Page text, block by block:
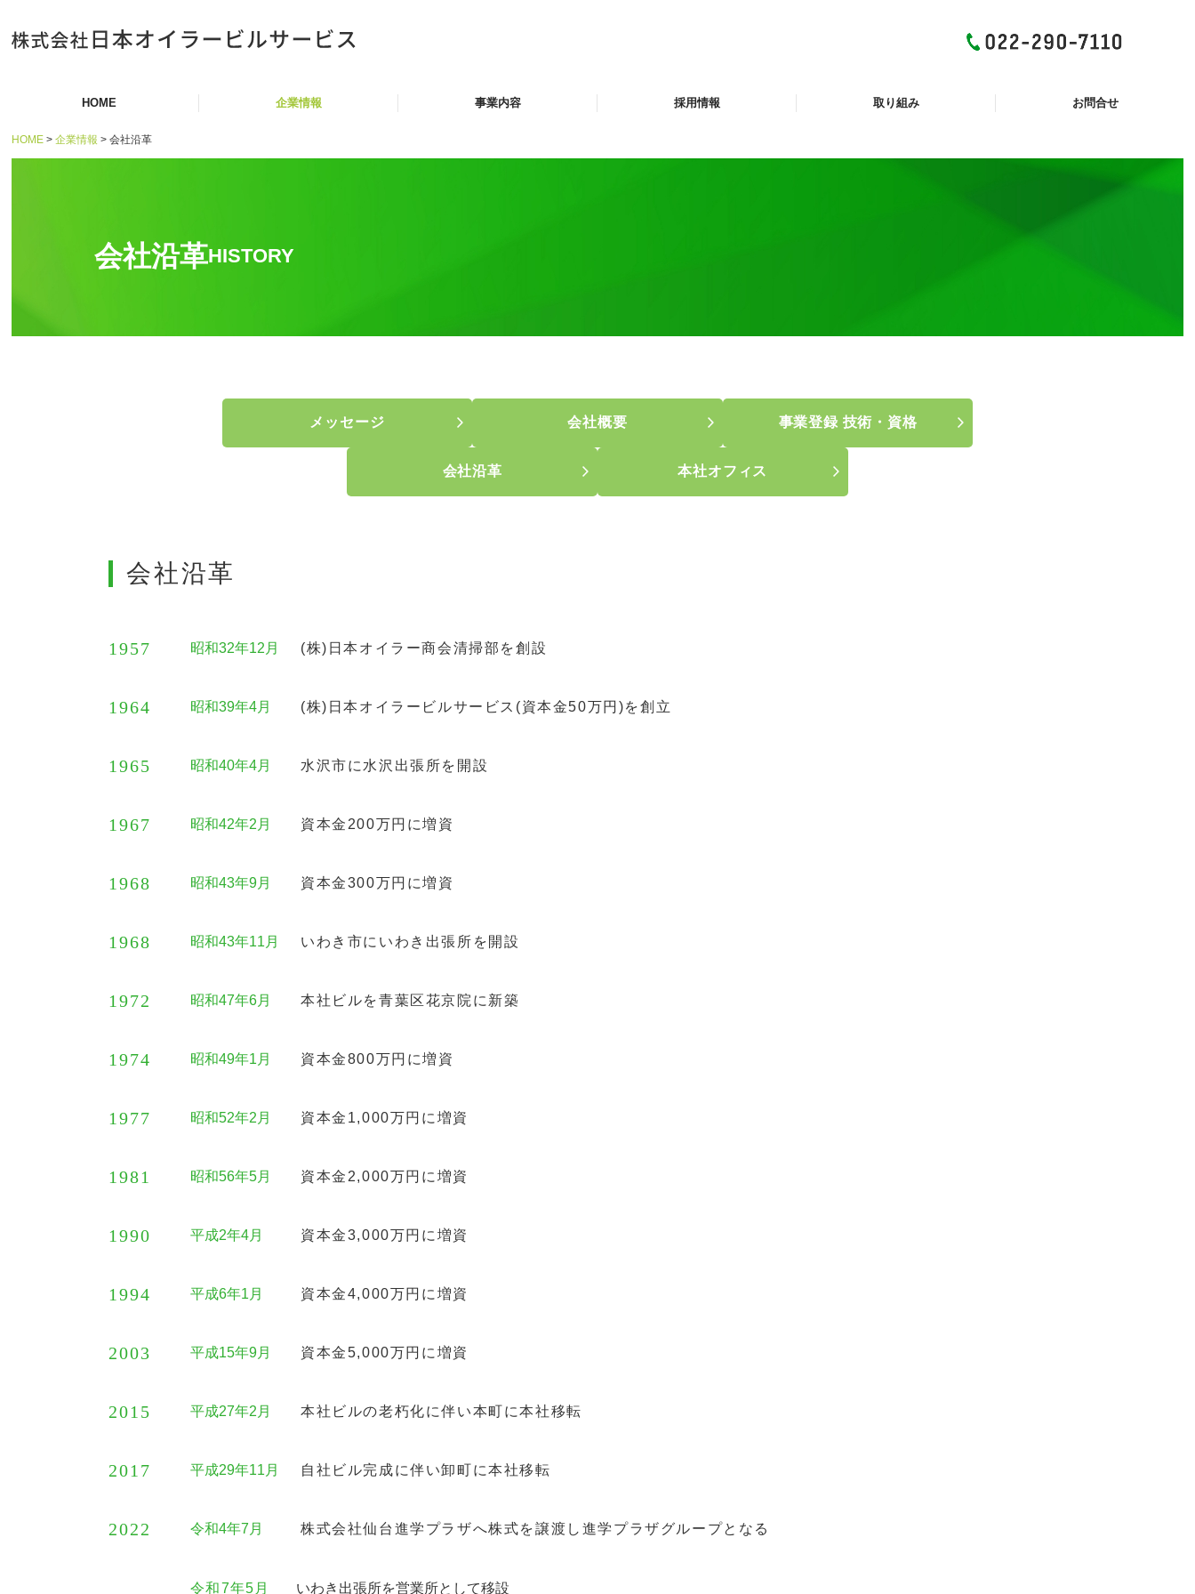
HOME 企業情報 事業内容 採用情報 取り組み お問合せ
HOME 企業情報 会社沿革
会社沿革HISTORY
メッセージ 会社概要 事業登録 技術・資格
会社沿革 本社オフィス
会社沿革
1957 昭和32年12月 (株)日本オイラー商会清掃部を創設
1964 昭和39年4月 (株)日本オイラービルサービス(資本金50万円)を創立
1965 昭和40年4月 水沢市に水沢出張所を開設
1967 昭和42年2月 資本金200万円に増資
1968 昭和43年9月 資本金300万円に増資
1968 昭和43年11月 いわき市にいわき出張所を開設
1972 昭和47年6月 本社ビルを青葉区花京院に新築
1974 昭和49年1月 資本金800万円に増資
1977 昭和52年2月 資本金1,000万円に増資
1981 昭和56年5月 資本金2,000万円に増資
1990 平成2年4月 資本金3,000万円に増資
1994 平成6年1月 資本金4,000万円に増資
2003 平成15年9月 資本金5,000万円に増資
2015 平成27年2月 本社ビルの老朽化に伴い本町に本社移転
2017 平成29年11月 自社ビル完成に伴い卸町に本社移転
2022 令和4年7月 株式会社仙台進学プラザへ株式を譲渡し進学プラザグループとなる
令和7年5月 いわき出張所を営業所として移設